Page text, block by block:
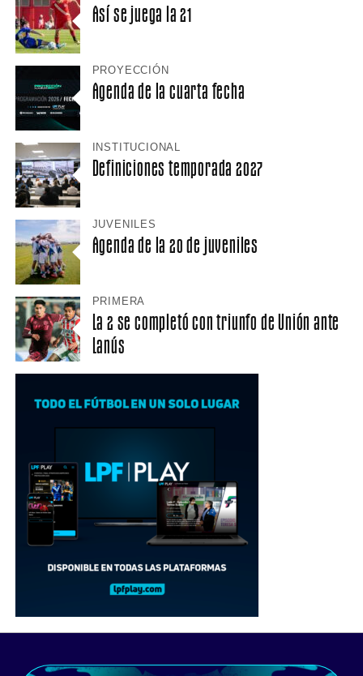
Así se juega la 21
PROYECCIÓN
Agenda de la cuarta fecha
INSTITUCIONAL
Definiciones temporada 2027
JUVENILES
Agenda de la 20 de juveniles
PRIMERA
La 2 se completó con triunfo de Unión ante
Lanús